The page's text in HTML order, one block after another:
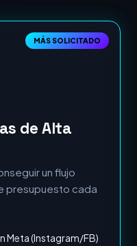
MÁS SOLICITADO
de Alta
un flujo
presupuesto cada
Meta (Instagram/FB)